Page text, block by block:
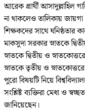
আরেক প্রার্থী
না থাকলেও তালিকায়
শিক্ষকদের সাথে ঘনিষ্ঠতার
মাকসুদা সরকার স্নাতকে
স্নাতকে দ্বিতীয় ও
স্নাতকে তৃতীয় ও
পুরো বিষয়টি নিয়ে
সংশ্লিষ্ট ব্যক্তিরা মেধা ও
জানিয়েছেন।